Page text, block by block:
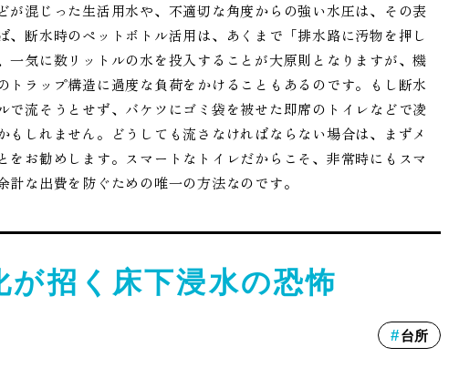
混じった生活用水や、不適切な角度からの強い水圧は、その表
断水時のペットボトル活用は、あくまで「排水路に汚物を押し
気に数リットルの水を投入することが大原則となりますが、機
ラップ構造に過度な負荷をかけることもあるのです。もし断水
流そうとせず、バケツにゴミ袋を被せた即席のトイレなどで凌
しれません。どうしても流さなければならない場合は、まずメ
お勧めします。スマートなトイレだからこそ、非常時にもスマ
な出費を防ぐための唯一の方法なのです。
招く床下浸水の恐怖
台所